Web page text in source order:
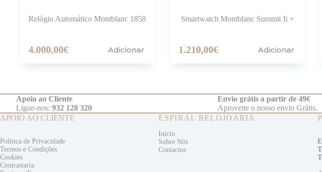
Relógio Automático Montblanc 1858
4.000,00€ Adicionar
Smartwatch Montblanc Summit Ii +
1.210,00€ Adicionar
Apoio ao Cliente
Ligue-nos: 932 128 320
Envio grátis a partir de 49€
Aproveite o nosso envio Grátis.
APOIO AO CLIENTE
Politica de Privacidade
Termos e Condições
Cookies
Contrastaria
ESPIRAL RELOJOARIA
Início
Sobre Nós
Contactos